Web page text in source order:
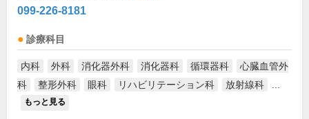
099-226-8181
診療科目
内科 外科 消化器外科 消化器科 循環器科
心臓血管外
科
整形外科 眼科 リハビリテーション科 放射線科
もっと見る